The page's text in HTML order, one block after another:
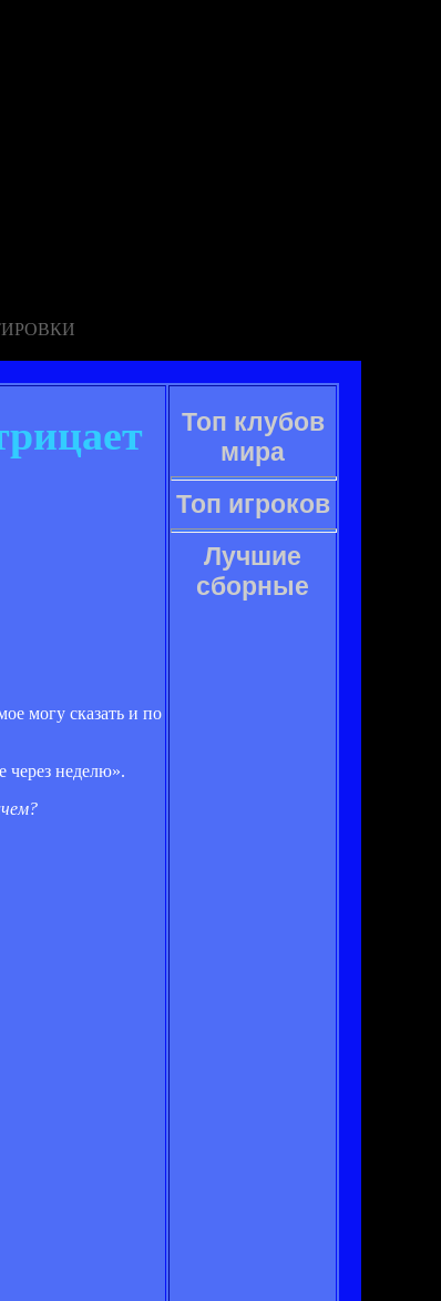
могу сказать и по
через неделю».
Топ клубов
мира
Топ игроков
Лучшие
сборные